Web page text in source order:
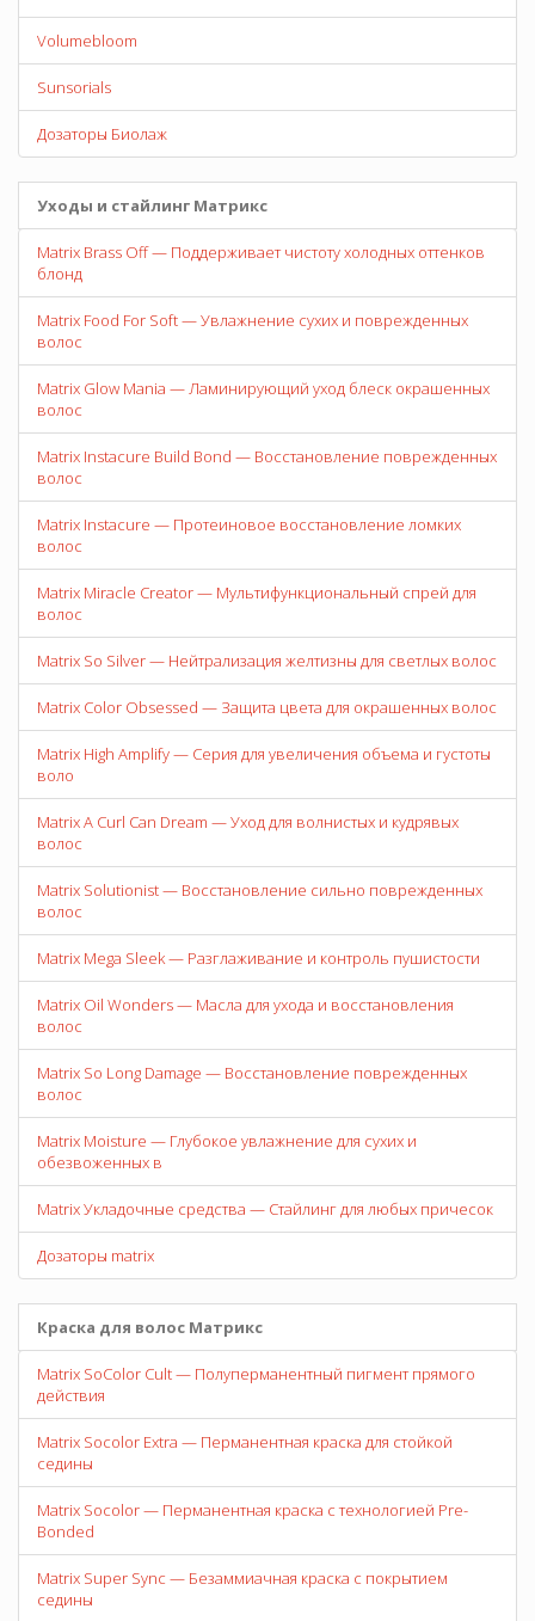
Volumebloom
Sunsorials
Дозаторы Биолаж
Уходы и стайлинг Матрикс
Matrix Brass Off — Поддерживает чистоту холодных оттенков
блонд
Matrix Food For Soft — Увлажнение сухих и поврежденных
волос
Matrix Glow Mania — Ламинирующий уход блеск окрашенных
волос
Matrix Instacure Build Bond — Восстановление поврежденных
волос
Matrix Instacure — Протеиновое восстановление ломких
волос
Matrix Miracle Creator — Мультифункциональный спрей для
волос
Matrix So Silver — Нейтрализация желтизны для светлых волос
Matrix Color Obsessed — Защита цвета для окрашенных волос
Matrix High Amplify — Серия для увеличения объема и густоты
воло
Matrix A Curl Can Dream — Уход для волнистых и кудрявых
волос
Matrix Solutionist — Восстановление сильно поврежденных
волос
Matrix Mega Sleek — Разглаживание и контроль пушистости
Matrix Oil Wonders — Масла для ухода и восстановления
волос
Matrix So Long Damage — Восстановление поврежденных
волос
Matrix Moisture — Глубокое увлажнение для сухих и
обезвоженных в
Matrix Укладочные средства — Стайлинг для любых причесок
Дозаторы matrix
Краска для волос Матрикс
Matrix SoColor Cult — Полуперманентный пигмент прямого
действия
Matrix Socolor Extra — Перманентная краска для стойкой
седины
Matrix Socolor — Перманентная краска с технологией Pre-
Bonded
Matrix Super Sync — Безаммиачная краска с покрытием
седины